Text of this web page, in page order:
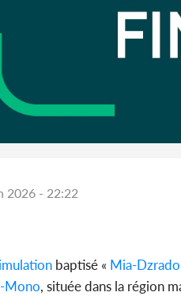
2026 - 22:22
baptisé « Mia-
Mono, située dans la région